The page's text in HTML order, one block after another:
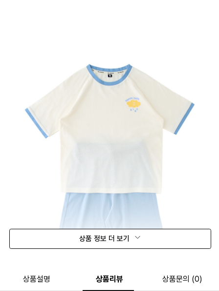
상품 정보 더 보기
상품설명 상품리뷰 상품문의 (0)